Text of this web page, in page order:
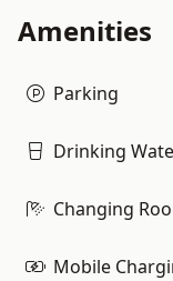
Amenities
Parking
Drinking
Changing
Mobile